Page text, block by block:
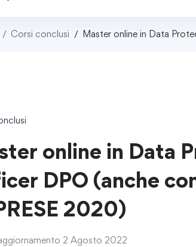
Corsi conclusi Master online in Data
online in Data
DPO (anche
2020)
2 Agosto 2022